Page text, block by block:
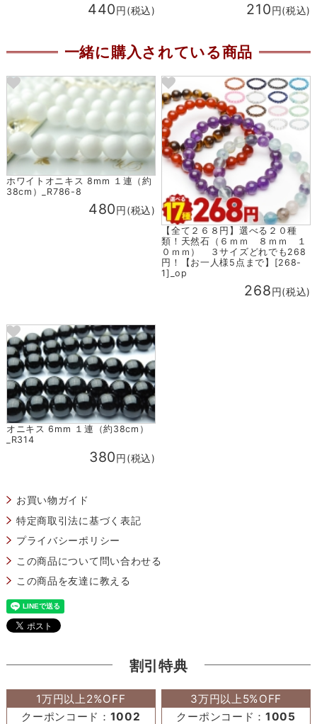
440円(税込) 210円(税込)
一緒に購入されている商品
ホワイトオニキス 8mm １連（約
38cm）_R786-8
480円(税込)
【全て２６８円】選べる２０種
類！天然石（６ｍｍ ８ｍｍ １
０ｍｍ） ３サイズどれでも268
円！【お一人様5点まで】[268-
1]_op
268円(税込)
オニキス 6mm １連（約38cm）
_R314
380円(税込)
お買い物ガイド
特定商取引法に基づく表記
プライバシーポリシー
この商品について問い合わせる
この商品を友達に教える
割引特典
1万円以上2%OFF
クーポンコード： 1002
3万円以上5%OFF
クーポンコード：1005